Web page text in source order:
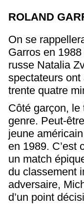
ROLAND
On se
Garros en
russe Natalia
spectateurs
trente quatre
Côté garçon, le
genre. Peut-
jeune
en 1989. C’est
un match
du classement
adversaire,
d’un point